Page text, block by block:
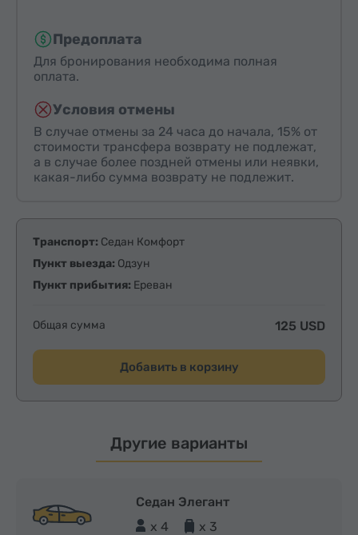
Предоплата
Для бронирования необходима полная
оплата.
Условия отмены
В случае отмены за 24 часа до начала, 15% от
стоимости трансфера возврату не подлежат,
а в случае более поздней отмены или неявки,
какая-либо сумма возврату не подлежит.
Транспорт: Седан Комфорт
Пункт выезда: Одзун
Пункт прибытия: Ереван
Общая сумма 125 USD
Добавить в корзину
Другие варианты
Седан Элегант
x 4
x 3